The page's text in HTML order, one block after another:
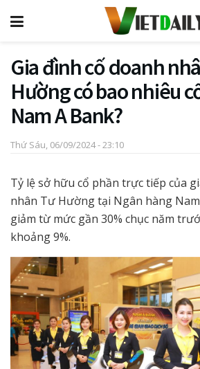
Gia đình cố doanh
Hường có bao nhiêu
Nam A Bank?
Thứ Sáu, 06/09/2024 - 23:10
Tỷ lệ sở hữu cổ phần trực tiếp của
nhân Tư Hường tại Ngân hàng Nam
giảm từ mức gần 30% chục năm
khoảng 9%.